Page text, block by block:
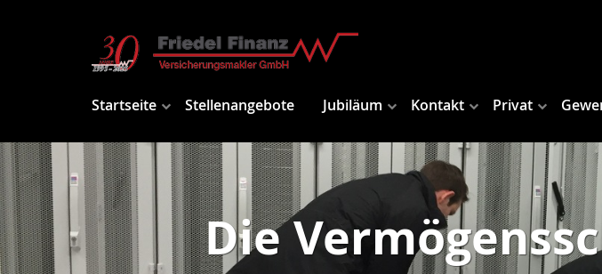
Startseite Stellenangebote Jubiläum Kontakt Privat
Die